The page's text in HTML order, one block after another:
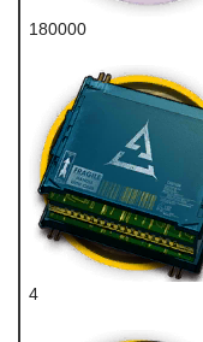
180000
4